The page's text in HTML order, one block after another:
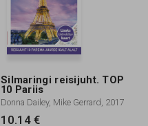
Silmaringi reisijuht. TOP
10 Pariis
Donna Dailey, Mike Gerrard, 2017
10.14 €